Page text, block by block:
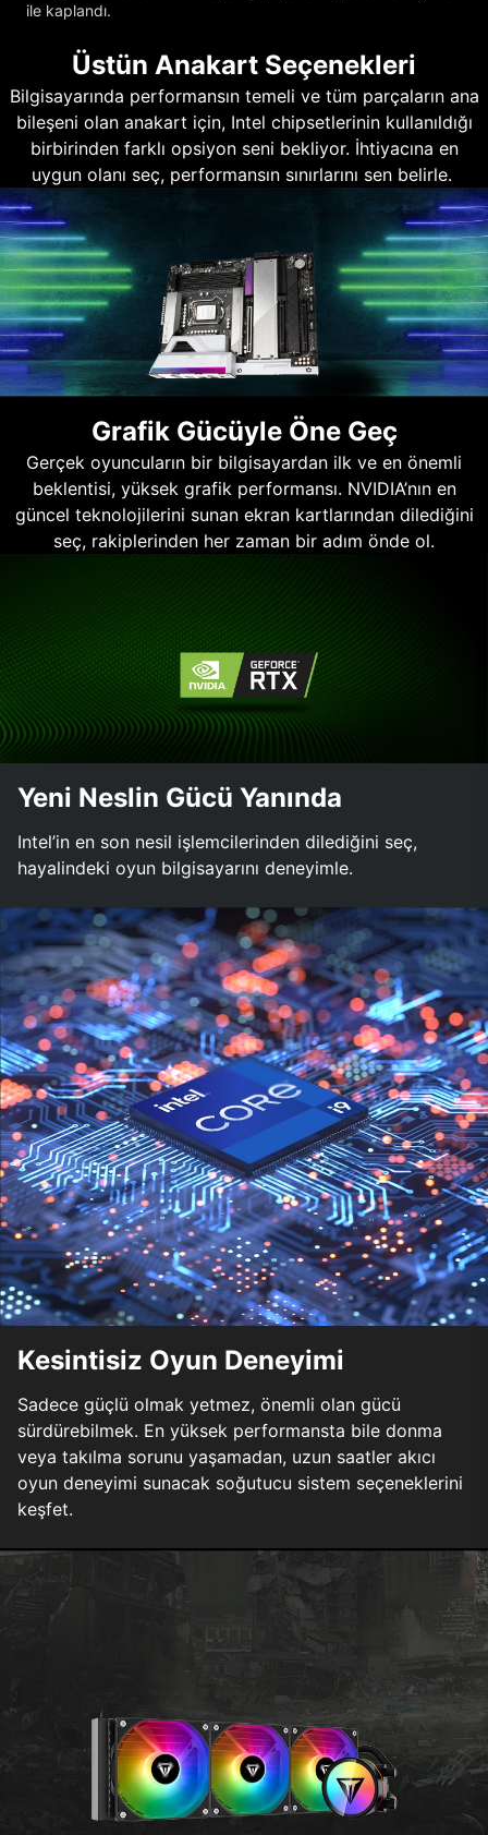
ile kaplandı.
Üstün Anakart Seçenekleri
Bilgisayarında performansın temeli ve tüm parçaların ana
bileşeni olan anakart için, Intel chipsetlerinin kullanıldığı
birbirinden farklı opsiyon seni bekliyor. İhtiyacına en
uygun olanı seç, performansın sınırlarını sen belirle.
Grafik Gücüyle Öne Geç
Gerçek oyuncuların bir bilgisayardan ilk ve en önemli
beklentisi, yüksek grafik performansı. NVIDIA’nın en
güncel teknolojilerini sunan ekran kartlarından dilediğini
seç, rakiplerinden her zaman bir adım önde ol.
Yeni Neslin Gücü Yanında
Intel’in en son nesil işlemcilerinden dilediğini seç,
hayalindeki oyun bilgisayarını deneyimle.
Kesintisiz Oyun Deneyimi
Sadece güçlü olmak yetmez, önemli olan gücü
sürdürebilmek. En yüksek performansta bile donma
veya takılma sorunu yaşamadan, uzun saatler akıcı
oyun deneyimi sunacak soğutucu sistem seçeneklerini
keşfet.